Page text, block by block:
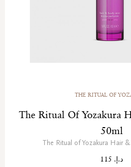
THE RITUAL OF
The Ritual Of Yozakura
50ml
The Ritual of Yozakura Hair
د.إ. 115